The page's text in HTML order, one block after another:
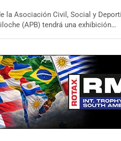
la Asociación Civil, Social y
(APB) tendrá una exhibición…